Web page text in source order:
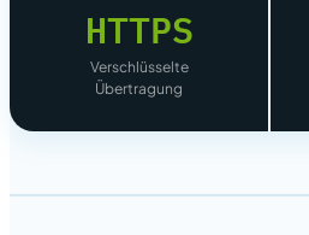
HTTPS
Verschlüsselte
Übertragung